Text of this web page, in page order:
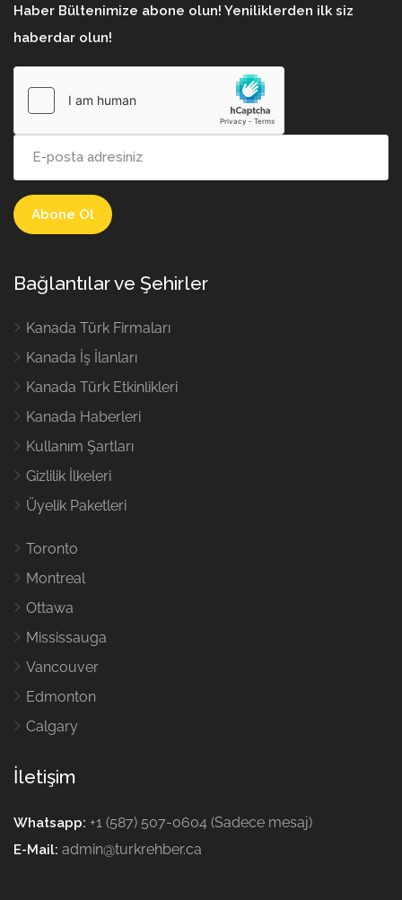
Haber Bültenimize abone olun! Yeniliklerden ilk siz
haberdar olun!
Bağlantılar ve Şehirler
Kanada Türk Firmaları
Kanada İş İlanları
Kanada Türk Etkinlikleri
Kanada Haberleri
Kullanım Şartları
Gizlilik İlkeleri
Üyelik Paketleri
Toronto
Montreal
Ottawa
Mississauga
Vancouver
Edmonton
Calgary
İletişim
Whatsapp: +1 (587) 507-0604 (Sadece mesaj)
E-Mail: admin@turkrehber.ca